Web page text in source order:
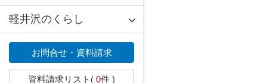
軽井沢のくらし
お問合せ・資料請求
資料請求リスト( 0件 )